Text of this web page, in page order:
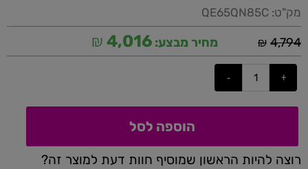
מק"ט: QE65QN85C
₪ 4,794 מחיר מבצע: ₪ 4,016
הוספה לסל
רוצה להיות הראשון שמוסיף חוות דעת למוצר זה?